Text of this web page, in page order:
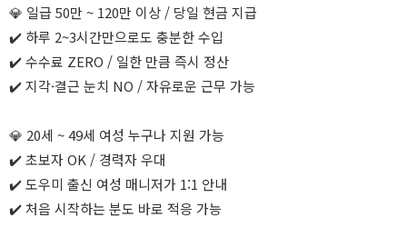
💎 일급 50만 ~ 120만 이상 / 당일 현금 지급
✔️ 하루 2~3시간만으로도 충분한 수입
✔️ 수수료 ZERO / 일한 만큼 즉시 정산
✔️ 지각·결근 눈치 NO / 자유로운 근무 가능
💎 20세 ~ 49세 여성 누구나 지원 가능
✔️ 초보자 OK / 경력자 우대
✔️ 도우미 출신 여성 매니저가 1:1 안내
✔️ 처음 시작하는 분도 바로 적응 가능